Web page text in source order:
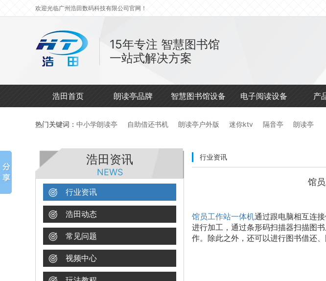
欢迎光临广州浩田数码科技有限公司官网！
15年专注 智慧图书馆
一站式解决方案
浩田首页 朗读亭品牌 智慧图书馆设备 电子阅读设备 产
热门关键词： 中小学朗读亭 自助借还书机 朗读亭户外版 迷你ktv 隔音亭 朗读亭
浩田资讯
NEWS
行业资讯
浩田动态
常见问题
视频中心
行业资讯
馆
馆员工作站一体机通过跟电脑相互连
进行加工，通过条形码扫描器扫描图
作。除此之外，还可以进行图书借还